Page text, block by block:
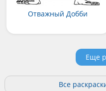
Отважный Добби
Еще
Все